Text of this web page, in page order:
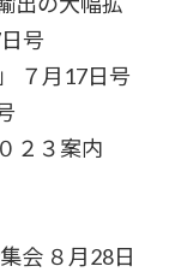
号
７月17日号
２３案内
会 ８月28日